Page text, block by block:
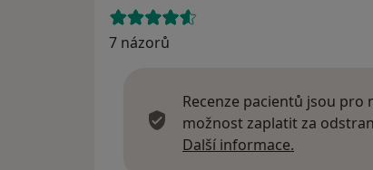
7 názorů
Recenze pacientů jsou pro
možnost zaplatit za
Další informace.